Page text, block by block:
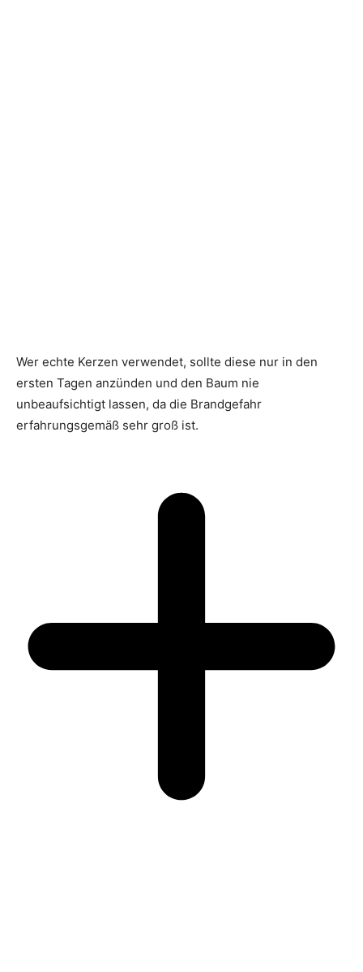
Wer echte Kerzen verwendet, sollte diese nur in den
ersten Tagen anzünden und den Baum nie
unbeaufsichtigt lassen, da die Brandgefahr
erfahrungsgemäß sehr groß ist.